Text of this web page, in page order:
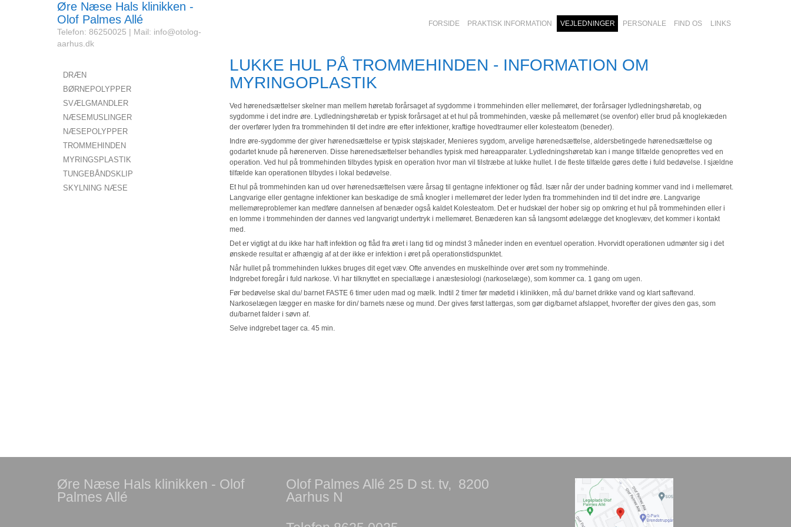
Øre Næse Hals klinikken -
Olof Palmes Allé
Telefon: 86250025 | Mail: info@otolog-
aarhus.dk
FORSIDE PRAKTISK INFORMATION VEJLEDNINGER PERSONALE FIND OS LINKS
DRÆN
BØRNEPOLYPPER
SVÆLGMANDLER
NÆSEMUSLINGER
NÆSEPOLYPPER
TROMMEHINDEN
MYRINGSPLASTIK
TUNGEBÅNDSKLIP
SKYLNING NÆSE
LUKKE HUL PÅ TROMMEHINDEN - INFORMATION OM
MYRINGOPLASTIK
Ved hørenedsættelser skelner man mellem høretab forårsaget af sygdomme i trommehinden eller mellemøret, der forårsager lydledningshøretab, og
sygdomme i det indre øre. Lydledningshøretab er typisk forårsaget at et hul på trommehinden, væske på mellemøret (se ovenfor) eller brud på knoglekæden
der overfører lyden fra trommehinden til det indre øre efter infektioner, kraftige hovedtraumer eller kolesteatom (beneder).
Indre øre-sygdomme der giver hørenedsættelse er typisk støjskader, Menieres sygdom, arvelige hørenedsættelse, aldersbetingede hørenedsættelse og
godartet knude på hørenerven. Disse hørenedsættelser behandles typisk med høreapparater. Lydledningshøretab kan i mange tilfælde genoprettes ved en
operation. Ved hul på trommehinden tilbydes typisk en operation hvor man vil tilstræbe at lukke hullet. I de fleste tilfælde gøres dette i fuld bedøvelse. I sjældne
tilfælde kan operationen tilbydes i lokal bedøvelse.
Et hul på trommehinden kan ud over hørenedsættelsen være årsag til gentagne infektioner og flåd. Især når der under badning kommer vand ind i mellemøret.
Langvarige eller gentagne infektioner kan beskadige de små knogler i mellemøret der leder lyden fra trommehinden ind til det indre øre. Langvarige
mellemøreproblemer kan medføre dannelsen af benæder også kaldet Kolesteatom. Det er hudskæl der hober sig op omkring et hul på trommehinden eller i
en lomme i trommehinden der dannes ved langvarigt undertryk i mellemøret. Benæderen kan så langsomt ødelægge det knoglevæv, det kommer i kontakt
med.
Det er vigtigt at du ikke har haft infektion og flåd fra øret i lang tid og mindst 3 måneder inden en eventuel operation. Hvorvidt operationen udmønter sig i det
ønskede resultat er afhængig af at der ikke er infektion i øret på operationstidspunktet.
Når hullet på trommehinden lukkes bruges dit eget væv. Ofte anvendes en muskelhinde over øret som ny trommehinde.
Indgrebet foregår i fuld narkose. Vi har tilknyttet en speciallæge i anæstesiologi (narkoselæge), som kommer ca. 1 gang om ugen.
Før bedøvelse skal du/ barnet FASTE 6 timer uden mad og mælk. Indtil 2 timer før mødetid i klinikken, må du/ barnet drikke vand og klart saftevand.
Narkoselægen lægger en maske for din/ barnets næse og mund. Der gives først lattergas, som gør dig/barnet afslappet, hvorefter der gives den gas, som
du/barnet falder i søvn af.
Selve indgrebet tager ca. 45 min.
Øre Næse Hals klinikken - Olof
Palmes Allé
Olof Palmes Allé 25 D st. tv, 8200
Aarhus N